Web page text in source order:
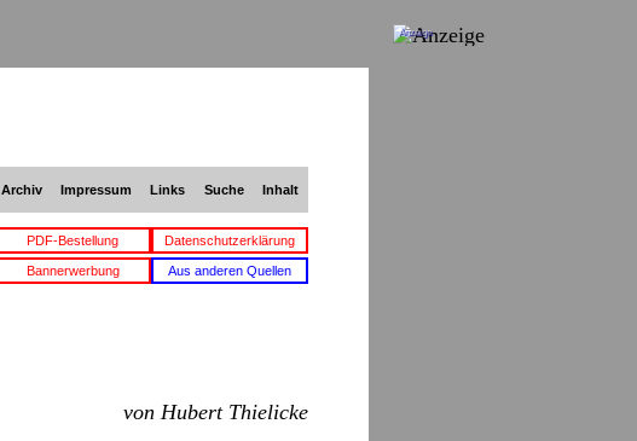
Archiv Impressum Links Suche Inhalt
PDF-Bestellung Datenschutzerklärung
Bannerwerbung Aus anderen Quellen
von Hubert Thielicke
Anzeige